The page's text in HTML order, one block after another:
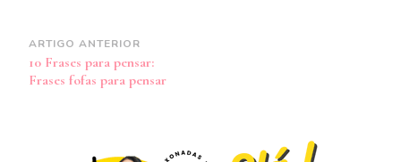
Navegação
de
ARTIGO ANTERIOR
10 Frases para pensar:
Frases fofas para pensar